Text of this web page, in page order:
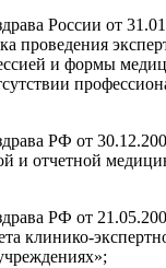
России от
проведения
и формы
РФ от
и отчетной
РФ от
клинико-